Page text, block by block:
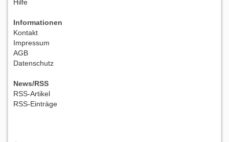
Hilfe
Informationen
Kontakt
Impressum
AGB
Datenschutz
News/RSS
RSS-Artikel
RSS-Einträge